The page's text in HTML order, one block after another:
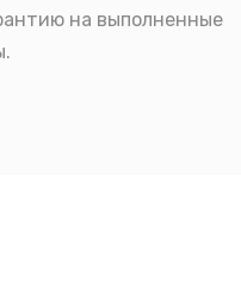
на выполненные